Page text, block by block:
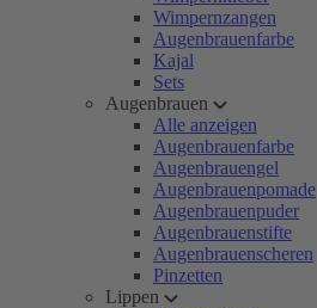
Wimpernzangen
Augenbrauenfarbe
Kajal
Sets
Augenbrauen
Alle anzeigen
Augenbrauenfarbe
Augenbrauengel
Augenbrauenpomade
Augenbrauenpuder
Augenbrauenstifte
Augenbrauenscheren
Pinzetten
Lippen